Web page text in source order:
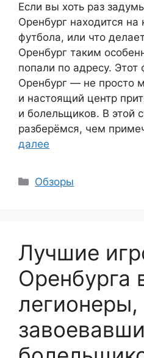
Если вы хоть раз
Оренбург находится на
футбола, или что
Оренбург таким
попали по адресу. Этот
Оренбург — не просто
и настоящий центр
и болельщиков. В этой
разберёмся, чем
далее
Рубрики
Обзоры
Лучшие
Оренбурга
легионеры,